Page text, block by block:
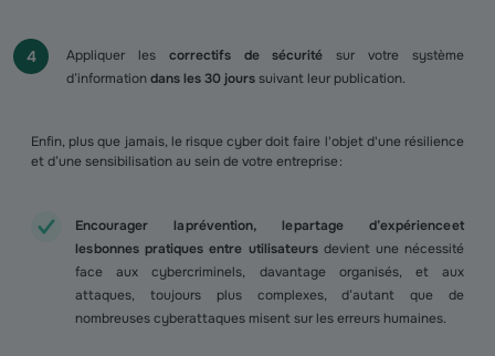
Appliquer les correctifs de sécurité sur votre système
d’informationdans les 30 jourssuivant leur publication.
Enfin, plus que jamais, le risque cyber doit faire l'objet d'une résilience
et d’une sensibilisation au sein de votre entreprise :
Encourager la prévention, le partage d’expérience et
les bonnes pratiques entre utilisateursdevient une nécessité
face aux cybercriminels, davantage organisés, et aux
attaques, toujours plus complexes, d’autant que de
nombreuses cyberattaques misent sur les erreurs humaines.